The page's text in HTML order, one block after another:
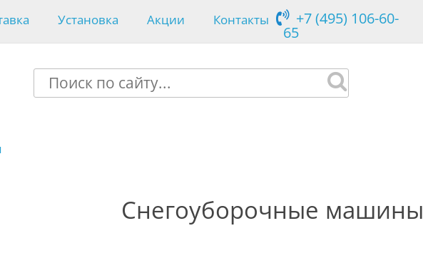
Установка Акции Контакты +7 (495) 106-60-
65
Снегоуборочные машины